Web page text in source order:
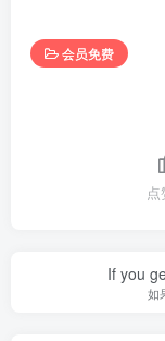
会员免费
点
If you
如